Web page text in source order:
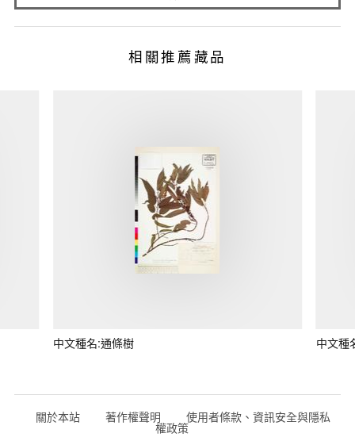
相關推薦藏品
中文種名:通條樹 中文種
關於本站 著作權聲明 使用者條款、資訊安全與隱私
權政策